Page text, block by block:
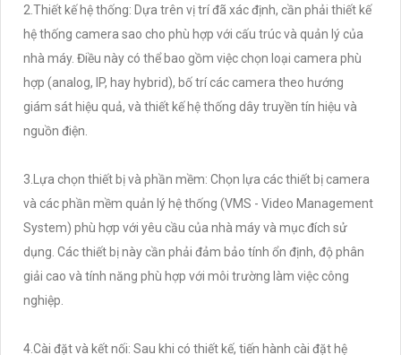
2.Thiết kế hệ thống: Dựa trên vị trí đã xác định, cần phải thiết kế
hệ thống camera sao cho phù hợp với cấu trúc và quản lý của
nhà máy. Điều này có thể bao gồm việc chọn loại camera phù
hợp (analog, IP, hay hybrid), bố trí các camera theo hướng
giám sát hiệu quả, và thiết kế hệ thống dây truyền tín hiệu và
nguồn điện.
3.Lựa chọn thiết bị và phần mềm: Chọn lựa các thiết bị camera
và các phần mềm quản lý hệ thống (VMS - Video Management
System) phù hợp với yêu cầu của nhà máy và mục đích sử
dụng. Các thiết bị này cần phải đảm bảo tính ổn định, độ phân
giải cao và tính năng phù hợp với môi trường làm việc công
nghiệp.
4.Cài đặt và kết nối: Sau khi có thiết kế, tiến hành cài đặt hệ